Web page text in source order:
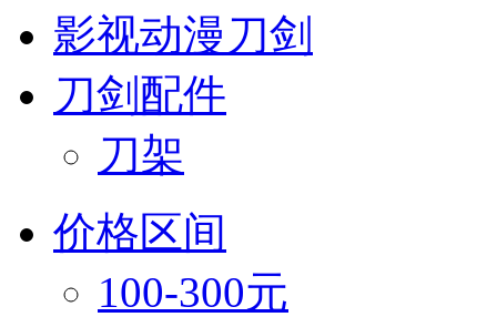
影视动漫刀剑
刀剑配件
刀架
价格区间
100-300元